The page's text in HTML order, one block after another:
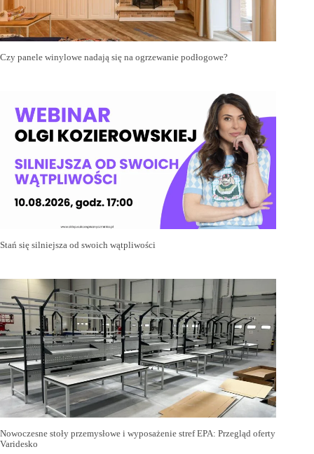
Czy panele winylowe nadają się na ogrzewanie podłogowe?
Stań się silniejsza od swoich wątpliwości
Nowoczesne stoły przemysłowe i wyposażenie stref EPA: Przegląd oferty
Varidesko